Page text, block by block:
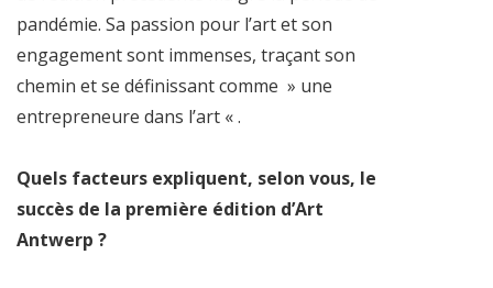
pandémie. Sa passion pour l’art et son
engagement sont immenses, traçant son
chemin et se définissant comme » une
entrepreneure dans l’art « .
Quels facteurs expliquent, selon vous, le
succès de la première édition d’Art
Antwerp ?